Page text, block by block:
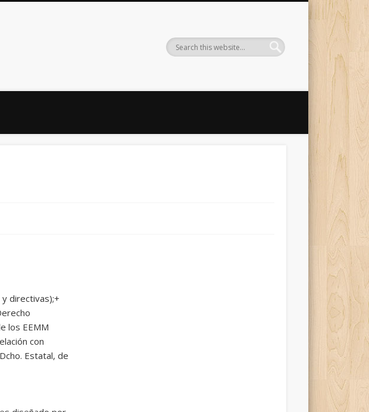
directivas);+
los EEMM
con
Estatal, de